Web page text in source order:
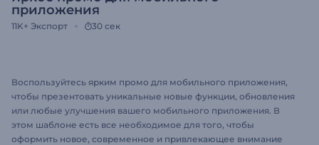
приложения
11K+ Экспорт 30 сек
Воспользуйтесь ярким промо для мобильного приложения,
чтобы презентовать уникальные новые функции, обновления
или любые улучшения вашего мобильного приложения. В
этом шаблоне есть все необходимое для того, чтобы
оформить новое, современное и привлекающее внимание